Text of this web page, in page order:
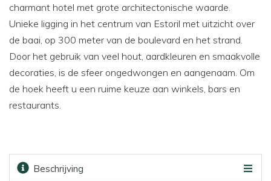
charmant hotel met grote architectonische waarde.
Unieke ligging in het centrum van Estoril met uitzicht over
de baai, op 300 meter van de boulevard en het strand.
Door het gebruik van veel hout, aardkleuren en smaakvolle
decoraties, is de sfeer ongedwongen en aangenaam. Om
de hoek heeft u een ruime keuze aan winkels, bars en
restaurants.
Beschrijving